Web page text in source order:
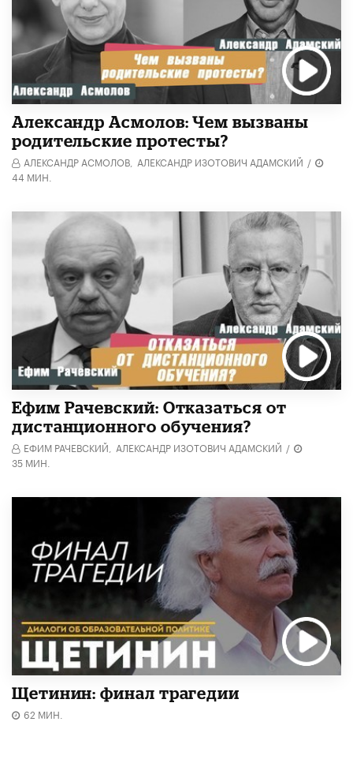
Александр Асмолов: Чем вызваны
родительские протесты?
АЛЕКСАНДР АСМОЛОВ, АЛЕКСАНДР ИЗОТОВИЧ АДАМСКИЙ /
44 МИН.
Ефим Рачевский: Отказаться от
дистанционного обучения?
ЕФИМ РАЧЕВСКИЙ, АЛЕКСАНДР ИЗОТОВИЧ АДАМСКИЙ /
35 МИН.
Щетинин: финал трагедии
62 МИН.